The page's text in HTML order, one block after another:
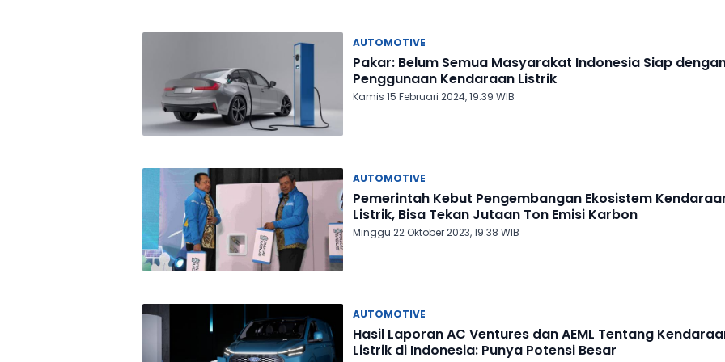
AUTOMOTIVE
Pakar: Belum Semua Masyarakat Indonesia Siap
Penggunaan Kendaraan Listrik
Kamis 15 Februari 2024, 19:39 WIB
AUTOMOTIVE
Pemerintah Kebut Pengembangan Ekosistem
Listrik, Bisa Tekan Jutaan Ton Emisi Karbon
Minggu 22 Oktober 2023, 19:38 WIB
AUTOMOTIVE
Hasil Laporan AC Ventures dan AEML Tentang
Listrik di Indonesia: Punya Potensi Besar